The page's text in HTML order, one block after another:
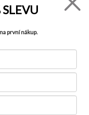
zboží
velikostí
první nákup.